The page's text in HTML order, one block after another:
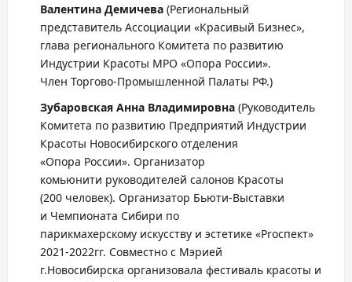
Валентина Демичева (Региональный
представитель Ассоциации «Красивый Бизнес»,
глава регионального Комитета по развитию
Индустрии Красоты МРО «Опора России».
Член Торгово-Промышленной Палаты РФ.)
Зубаровская Анна Владимировна (Руководитель
Комитета по развитию Предприятий Индустрии
Красоты Новосибирского отделения
«Опора России». Организатор
комьюнити руководителей салонов Красоты
(200 человек). Организатор Бьюти-Выставки
и Чемпионата Сибири по
парикмахерскому искусству и эстетике «Proспект»
2021-2022гг. Совместно с Мэрией
г.Новосибирска организовала фестиваль красоты и